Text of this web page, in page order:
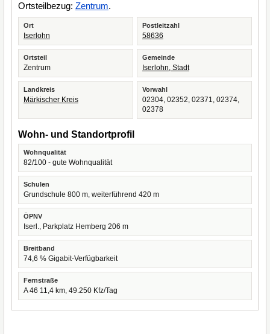
Ortsteilbezug: Zentrum.
Ort
Iserlohn
Postleitzahl
58636
Ortsteil
Zentrum
Gemeinde
Iserlohn, Stadt
Landkreis
Märkischer Kreis
Vorwahl
02304, 02352, 02371, 02374,
02378
Wohn- und Standortprofil
Wohnqualität
82/100 - gute Wohnqualität
Schulen
Grundschule 800 m, weiterführend 420 m
ÖPNV
Iserl., Parkplatz Hemberg 206 m
Breitband
74,6 % Gigabit-Verfügbarkeit
Fernstraße
A 46 11,4 km, 49.250 Kfz/Tag